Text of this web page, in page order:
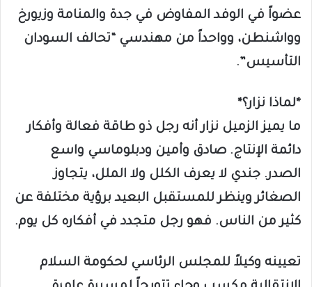
عضواً في الوفد المفاوض في جدة والمنامة وزيورخ
وواشنطن، وواحداً من مهندسي “تحالف السودان
التأسيس”.
*لماذا نزار؟*
ما يميز الزميل نزار أنه رجل ذو طاقة فعالة وأفكار
دائمة الإنتاج. صادق وأمين ودبلوماسي واسع
الصدر. جندي لا يعرف الكلل ولا الملل، يتجاوز
الصغائر وينظر للمستقبل البعيد برؤية مختلفة عن
كثير من الناس. فهو رجل متجدد في أفكاره كل يوم.
تعيينه وكيلاً للمجلس الرئاسي لحكومة السلام